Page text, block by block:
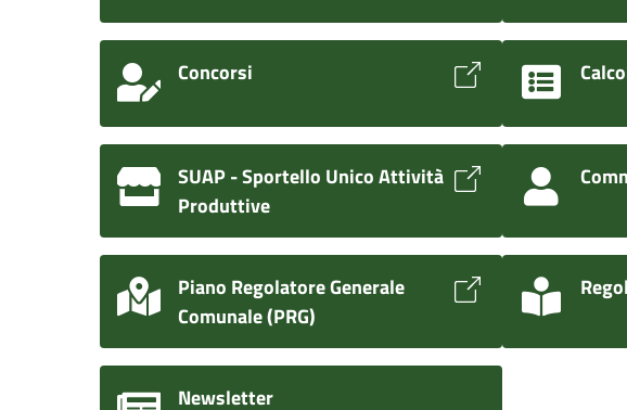
Concorsi
SUAP - Sportello Unico Attività
Produttive
Piano Regolatore Generale
Comunale (PRG)
Newsletter